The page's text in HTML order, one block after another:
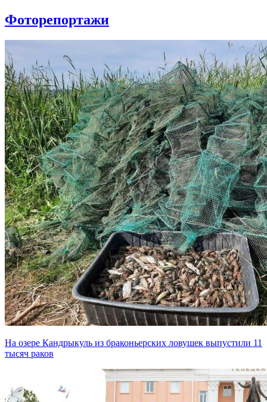
Фоторепортажи
На озере Кандрыкуль из браконьерских ловушек выпустили 11
тысяч раков